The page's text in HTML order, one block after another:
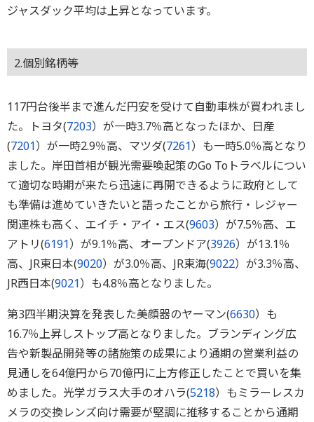
ジャスダック平均は上昇となっています。
2.個別銘柄等
117円台後半まで進んだ円安を受けて自動車株が買われまし
た。トヨタ(7203）が一時3.7％高となったほか、日産
(7201）が一時2.9％高、マツダ(7261）も一時5.0％高となり
ました。岸田首相が観光需要喚起策のGo Toトラベルについ
て適切な時期が来たら迅速に再開できるように政府として
も準備は進めていきたいと語ったことから旅行・レジャー
関連株も高く、エイチ・アイ・エス(9603）が7.5％高、エ
アトリ(6191）が9.1％高、オープンドア(3926）が13.1％
高、JR東日本(9020）が3.0％高、JR東海(9022）が3.3％高、
JR西日本(9021）も4.8％高となりました。
第3四半期決算を発表した美顔器のヤーマン(6630）も
16.7％上昇しストップ高となりました。ブランディング広
告や新製品開発等の諸施策の成果により通期の営業利益の
見通しを64億円から70億円に上方修正したことで買いを集
めました。光学ガラス大手のオハラ(5218）もミラーレスカ
メラの交換レンズ向け需要が堅調に推移することから通期